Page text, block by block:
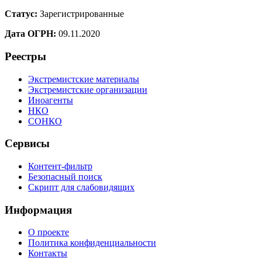
Статус: Зарегистрированные
Дата ОГРН: 09.11.2020
Реестры
Экстремистские материалы
Экстремистские организации
Иноагенты
НКО
СОНКО
Сервисы
Контент-фильтр
Безопасный поиск
Скрипт для слабовидящих
Информация
О проекте
Политика конфиденциальности
Контакты